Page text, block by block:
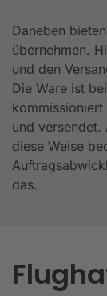
Daneben
übernehmen.
und den
Die Ware ist
und versendet.
diese Weise
das.